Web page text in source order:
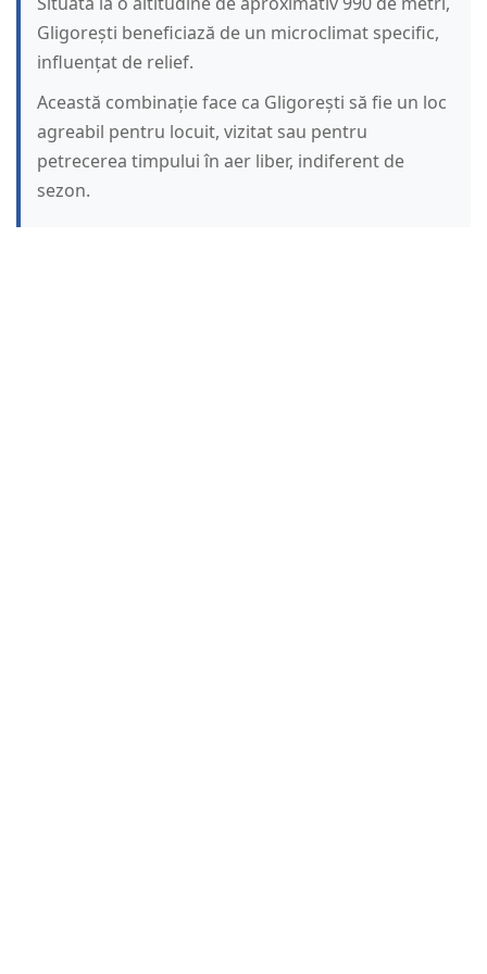
Gligorești beneficiază de un microclimat specific,
influențat de relief.
Această combinație face ca Gligorești să fie un loc
agreabil pentru locuit, vizitat sau pentru
petrecerea timpului în aer liber, indiferent de
sezon.